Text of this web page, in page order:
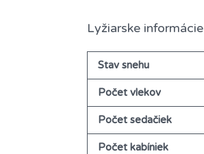
Lyžiarske informácie
Stav snehu
Počet vlekov
Počet sedačiek
Počet kabíniek